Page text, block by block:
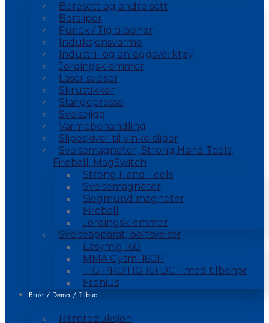
Boresett og andre sett
Borsliper
Furick / Tig tilbehør
Induksjonsvarme
Industri- og anleggsverktøy
Jordingsklemmer
Laser sveiser
Skrustikker
Slangepresse
Sveisejigg
Varmebehandling
Slipeskiver til vinkelsliper
Sveisemagneter, Strong Hand Tools,
Fireball, MagSwitch
Strong Hand Tools
Sveisemagneter
Siegmund magneter
Fireball
Jordingsklemmer
Sveiseapparat, boltsveiser
Easymig 160
MMA Gysmi 160P
TIG PROTIG 161 DC – med tilbehør
Fronius
Brukt / Demo / Tilbud
Rørproduksjon